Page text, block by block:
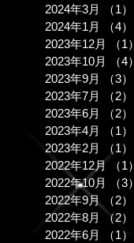
2024年3月
（1）
2024年1月
（4）
2023年12月
（1）
2023年10月
（4）
2023年9月
（3）
2023年7月
（2）
2023年6月
（2）
2023年4月
（1）
2023年2月
（1）
2022年12月
（1）
2022年10月
（3）
2022年9月
（2）
2022年8月
（2）
2022年6月
（1）